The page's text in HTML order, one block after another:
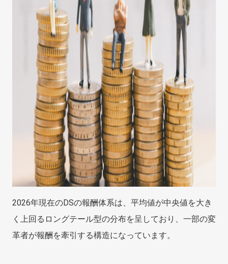
2026年現在のDSの報酬体系は、平均値が中央値を大き
く上回るロングテール型の分布を呈しており、一部の変
革者が報酬を牽引する構造になっています。